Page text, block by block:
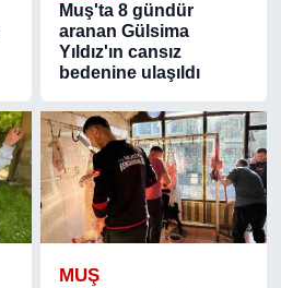
Muş'ta 8 gündür
aranan Gülsima
Yıldız'ın cansız
bedenine ulaşıldı
MUŞ